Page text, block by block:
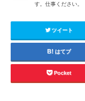
す。仕事ください。
ツイート
はてブ
Pocket